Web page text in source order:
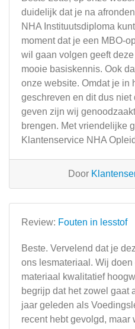
duidelijk dat je na
NHA Instituutsdiploma
moment dat je een MBO-
wil gaan volgen geeft
mooie basiskennis. Ook
onze website. Omdat je in
geschreven en dit dus
geven zijn wij
brengen. Met vriendelijke
Klantenservice NHA
Door
Review: Fouten in lesstof
Beste. Vervelend dat je
ons lesmateriaal. Wij
materiaal kwalitatief
begrijp dat het zowel gaat
jaar geleden als
recent hebt gevolgd, maar